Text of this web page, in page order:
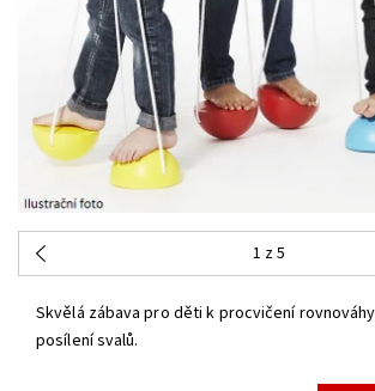
1 z 5
Skvělá zábava pro děti k procvičení
posílení svalů.